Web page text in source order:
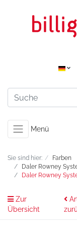
Menü
Sie sind hier: Farben
Daler Rowney
Daler Rowney
Zur
Übersicht